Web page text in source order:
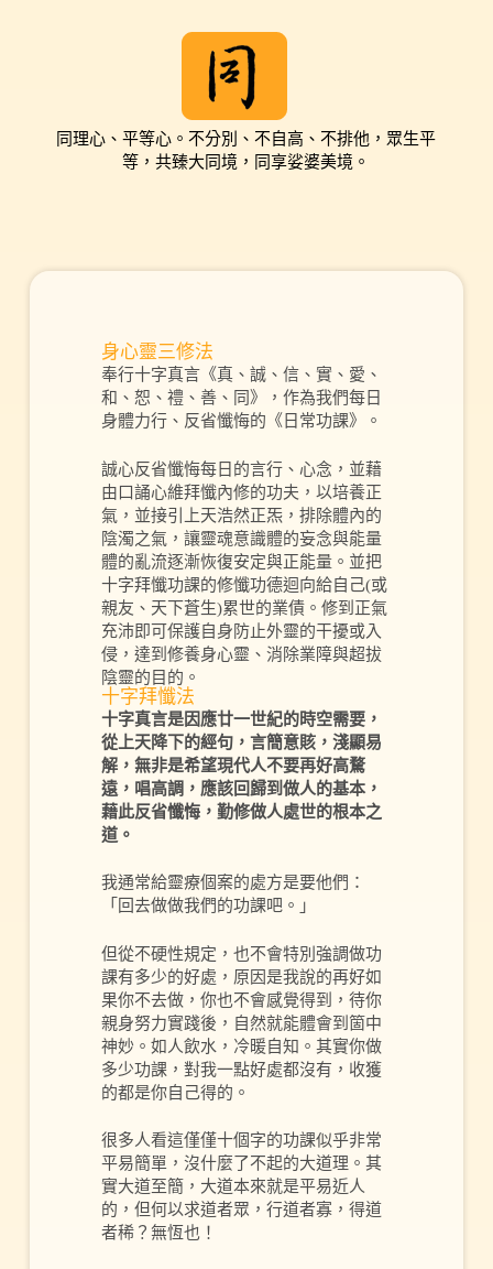
同理心、平等心。不分別、不自高、不排他，眾生平
等，共臻大同境，同享娑婆美境。
身心靈三修法
奉行十字真言《真、誠、信、實、愛、
和、恕、禮、善、同》，作為我們每日
身體力行、反省懺悔的《日常功課》。
誠心反省懺悔每日的言行、心念，並藉
由口誦心維拜懺內修的功夫，以培養正
氣，並接引上天浩然正炁，排除體內的
陰濁之氣，讓靈魂意識體的妄念與能量
體的亂流逐漸恢復安定與正能量。並把
十字拜懺功課的修懺功德迴向給自己(或
親友、天下蒼生)累世的業債。修到正氣
充沛即可保護自身防止外靈的干擾或入
侵，達到修養身心靈、消除業障與超拔
陰靈的目的。
十字拜懺法
十字真言是因應廿一世紀的時空需要，
從上天降下的經句，言簡意賅，淺顯易
解，無非是希望現代人不要再好高騖
遠，唱高調，應該回歸到做人的基本，
藉此反省懺悔，勤修做人處世的根本之
道。
我通常給靈療個案的處方是要他們：
「回去做做我們的功課吧。」
但從不硬性規定，也不會特別強調做功
課有多少的好處，原因是我說的再好如
果你不去做，你也不會感覺得到，待你
親身努力實踐後，自然就能體會到箇中
神妙。如人飲水，冷暖自知。其實你做
多少功課，對我一點好處都沒有，收獲
的都是你自己得的。
很多人看這僅僅十個字的功課似乎非常
平易簡單，沒什麼了不起的大道理。其
實大道至簡，大道本來就是平易近人
的，但何以求道者眾，行道者寡，得道
者稀？無恆也！